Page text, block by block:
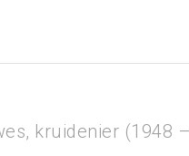
kruidenier (1948